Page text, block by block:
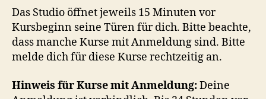
Das Studio öffnet jeweils 15 Minuten vor
Kursbeginn seine Türen für dich. Bitte beachte,
dass manche Kurse mit Anmeldung sind. Bitte
melde dich für diese Kurse rechtzeitig an.
Hinweis für Kurse mit Anmeldung:Deine